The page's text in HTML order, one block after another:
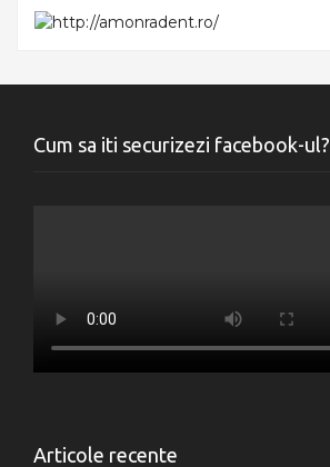
Cum sa iti securizezi facebook-ul?
Articole recente